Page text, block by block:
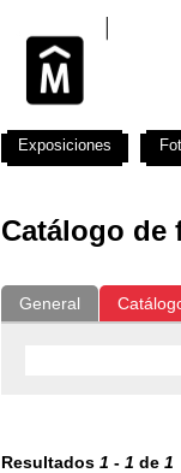
Catálogo de
General
Resultados 1 - 1 de 1
Exposiciones